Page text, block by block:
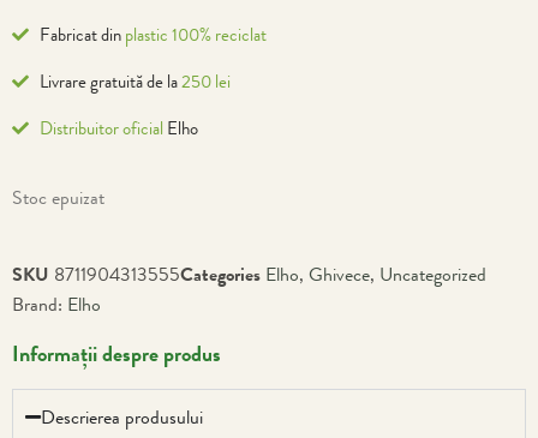
Fabricat dinplastic 100% reciclat
Livrare gratuită de la250 lei
Distribuitor oficial Elho
Stoc epuizat
SKU 8711904313555Categories Elho, Ghivece, Uncategorized
Brand: Elho
Informații despre produs
Descrierea produsului